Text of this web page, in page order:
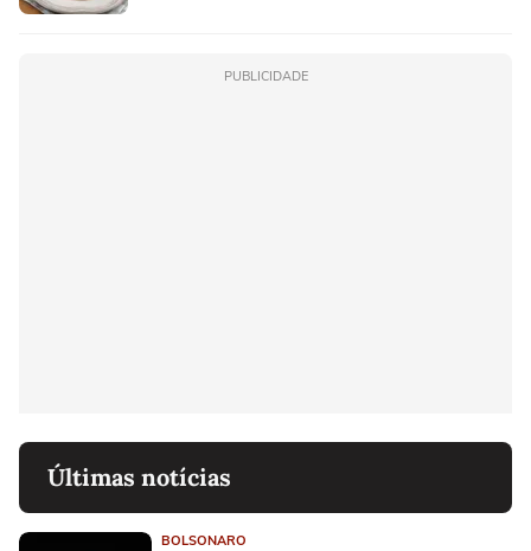
PUBLICIDADE
Últimas notícias
BOLSONARO